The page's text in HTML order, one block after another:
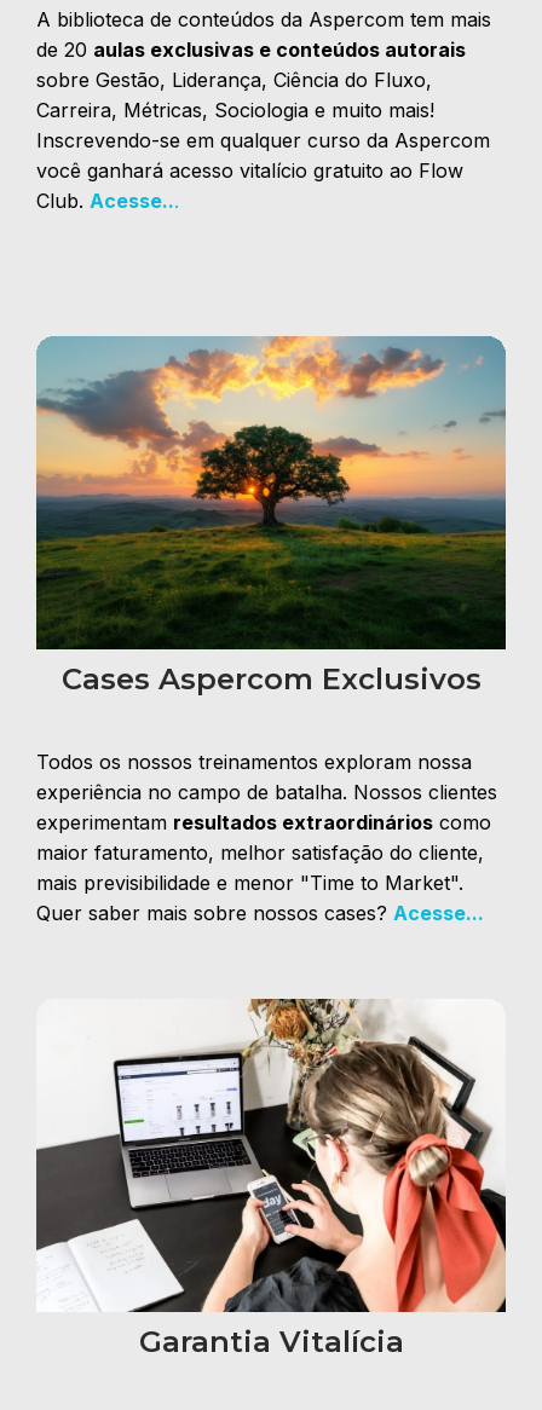
A biblioteca de conteúdos da Aspercom tem mais
de 20 aulas exclusivas e conteúdos autorais
sobre Gestão, Liderança, Ciência do Fluxo,
Carreira, Métricas, Sociologia e muito mais!
Inscrevendo-se em qualquer curso da Aspercom
você ganhará acesso vitalício gratuito ao Flow
Club. Acesse...
Cases Aspercom Exclusivos
Todos os nossos treinamentos exploram nossa
experiência no campo de batalha. Nossos clientes
experimentam resultados extraordinários como
maior faturamento, melhor satisfação do cliente,
mais previsibilidade e menor "Time to Market".
Quer saber mais sobre nossos cases? Acesse...
Garantia Vitalícia